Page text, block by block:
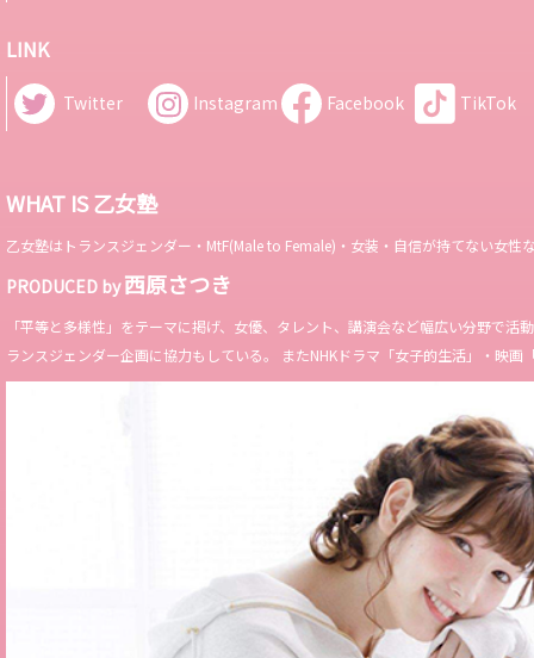
LINK
Twitter Instagram Facebook TikTok
WHAT IS 乙女塾
乙女塾はトランスジェンダー・MtF(Male to Female)・女装・自信が持てない女
PRODUCED by西原さつき
「平等と多様性」をテーマに掲げ、女優、タレント、講演会など幅広い分野で
ランスジェンダー企画に協力もしている。 またNHKドラマ「女子的生活」・映